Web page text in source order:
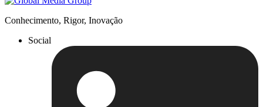
Conhecimento, Rigor, Inovação
Social